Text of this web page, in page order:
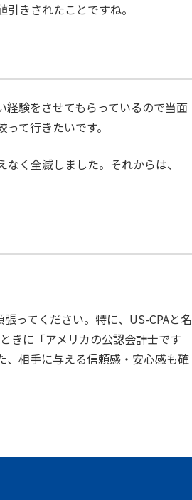
きされたことですね。
験をさせてもらっているので当面
て行きたいです。
く全滅しました。それからは、
ってください。特に、US-CPAと名
きに「アメリカの公認会計士です
、相手に与える信頼感・安心感も確